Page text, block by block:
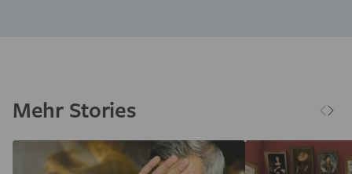
Mehr Stories